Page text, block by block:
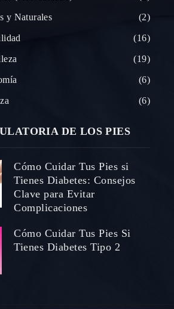
y Naturales 2
16
19
6
6
DE LOS PIES
Cómo Cuidar Tus Pies si
Tienes Diabetes: Consejos
Clave para Evitar
Complicaciones
Cómo Cuidar Tus Pies Si
Tienes Diabetes Tipo 2